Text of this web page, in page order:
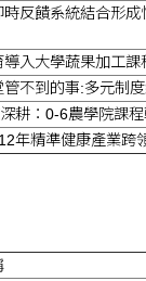
時反饋系統結合形
導入大學蔬果加工課
管不到的事:多元制
耕：0-6農學院課
年精準健康產業跨